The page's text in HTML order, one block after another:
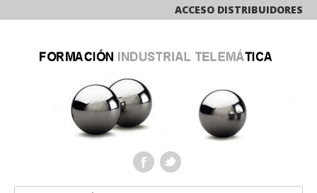
ACCESO DISTRIBUIDORES